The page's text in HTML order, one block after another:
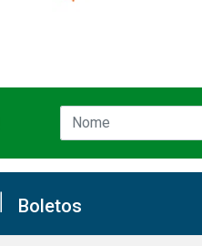
Boletos